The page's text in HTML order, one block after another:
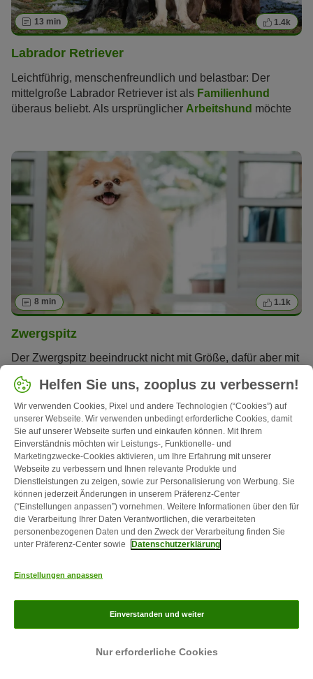
13 min 1.4k
Labrador Retriever
Leichtführig, menschenfreundlich und belastbar: Der
mittelgroße Labrador Retriever ist als Familienhund
überaus beliebt. Als ursprünglicher Arbeitshund möchte
8 min 1.1k
Zwergspitz
Der Zwergspitz beeindruckt nicht mit Größe, dafür aber mit
Wunder also, dass immer mehr Vierbeiner dieser Spitz-
Variante die Herzen zahlreicher Hundefreunde erobern.
Erfahren Sie im zooplus Magazin alles über den
Pomeranian.
*Preise inkl. MwSt. UVP = unverbindliche Preisempfehlung,
"Sonst" = Der niedrigste Preis des Artikels innerhalb der letzten
30 Tage.**Es gelten die Lieferbedingungen
Helfen Sie uns, zooplus zu verbessern!
Wir verwenden Cookies, Pixel und andere Technologien (“Cookies”) auf
unserer Webseite. Wir verwenden unbedingt erforderliche Cookies, damit
Sie auf unserer Webseite surfen und einkaufen können. Mit Ihrem
Einverständnis möchten wir Leistungs-, Funktionelle- und
Marketingzwecke-Cookies aktivieren, um Ihre Erfahrung mit unserer
Webseite zu verbessern und Ihnen relevante Produkte und
Dienstleistungen zu zeigen, sowie zur Personalisierung von Werbung. Sie
können jederzeit Änderungen in unserem Präferenz-Center
(“Einstellungen anpassen”) vornehmen. Weitere Informationen über den für
die Verarbeitung Ihrer Daten Verantwortlichen, die verarbeiteten
personenbezogenen Daten und den Zweck der Verarbeitung finden Sie
unter Präferenz-Center sowie
Datenschutzerklärung
Einstellungen anpassen
Nur erforderliche Cookies
Einverstanden und weiter